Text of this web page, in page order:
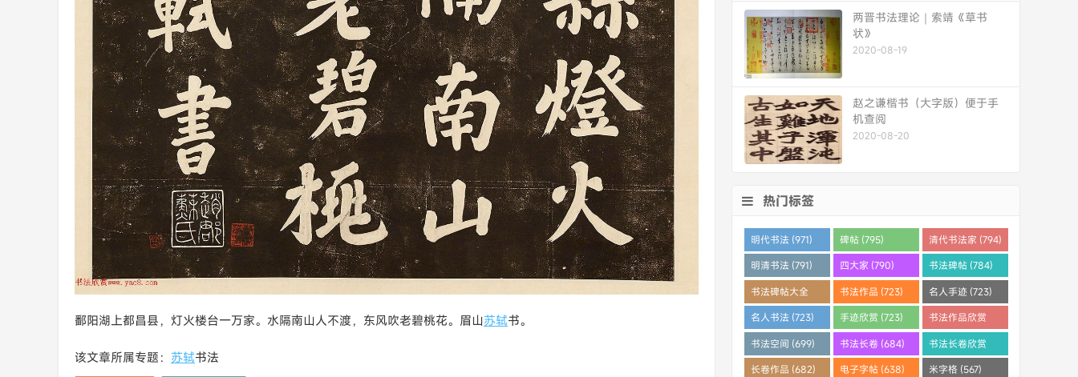
鄱阳湖上都昌县，灯火楼台一万家。水隔南山人不渡，东风吹老碧桃花。眉山苏轼书。
该文章所属专题： 苏轼书法
两晋书法理论｜索靖《草书
状》
2020-08-19
赵之谦楷书（大字版）便于手
机查阅
2020-08-20
热门标签
明代书法 (971) 碑帖 (795) 清代书法家 (794)
明清书法 (791) 四大家 (790) 书法碑帖 (784)
书法碑帖大全
(784)
书法作品 (723) 名人手迹 (723)
名人书法 (723) 手迹欣赏 (723)
书法作品欣赏
(710)
书法空间 (699) 书法长卷 (684)
书法长卷欣赏
(682)
长卷作品 (682) 电子字帖 (638) 米字格 (567)